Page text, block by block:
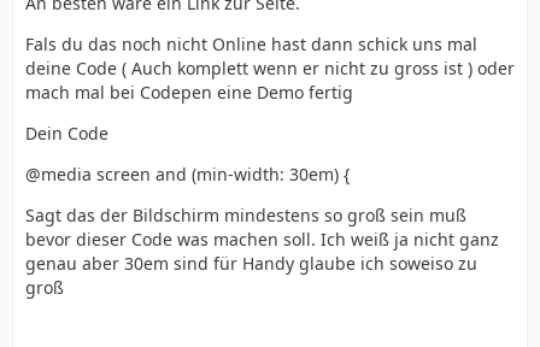
Fals du das noch nicht Online hast dann schick uns mal
deine Code ( Auch komplett wenn er nicht zu gross ist ) oder
mach mal bei Codepen eine Demo fertig
Dein Code
@media screen and (min-width: 30em) {
Sagt das der Bildschirm mindestens so groß sein muß
bevor dieser Code was machen soll. Ich weiß ja nicht ganz
genau aber 30em sind für Handy glaube ich soweiso zu
groß